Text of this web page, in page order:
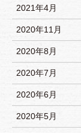
2021年4月
2020年11月
2020年8月
2020年7月
2020年6月
2020年5月